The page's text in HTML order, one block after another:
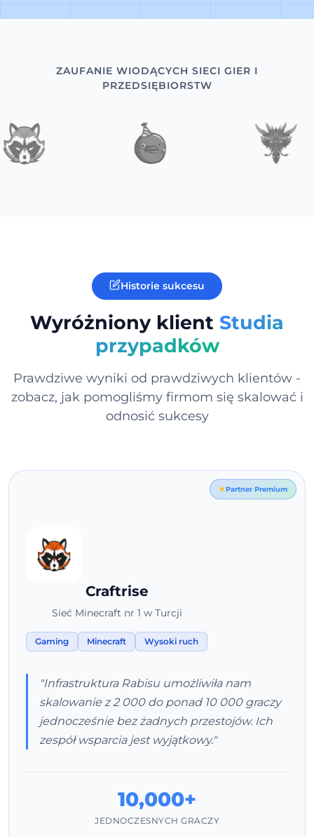
ZAUFANIE WIODĄCYCH SIECI GIER I
PRZEDSIĘBIORSTW
Historie sukcesu
Wyróżniony klient Studia
przypadków
Prawdziwe wyniki od prawdziwych klientów -
zobacz, jak pomogliśmy firmom się skalować i
odnosić sukcesy
Partner Premium
Craftrise
Sieć Minecraft nr 1 w Turcji
Gaming Minecraft Wysoki ruch
"Infrastruktura Rabisu umożliwiła nam
skalowanie z 2 000 do ponad 10 000 graczy
jednocześnie bez żadnych przestojów. Ich
zespół wsparcia jest wyjątkowy."
10,000+
JEDNOCZESNYCH GRACZY